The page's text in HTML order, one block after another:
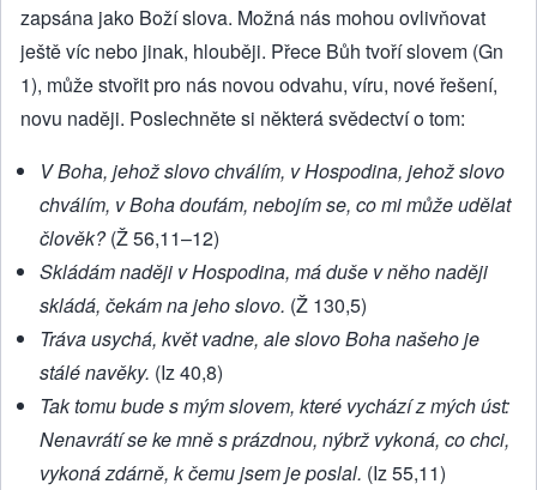
zapsána jako Boží slova. Možná nás mohou ovlivňovat
ještě víc nebo jinak, hlouběji. Přece Bůh tvoří slovem (Gn
1), může stvořit pro nás novou odvahu, víru, nové řešení,
novu naději. Poslechněte si některá svědectví o tom:
V Boha, jehož slovo chválím, v Hospodina, jehož slovo
chválím, v Boha doufám, nebojím se, co mi může udělat
člověk?(Ž 56,11–12)
Skládám naději v Hospodina, má duše v něho naději
skládá, čekám na jeho slovo. (Ž 130,5)
Tráva usychá, květ vadne, ale slovo Boha našeho je
stálé navěky. (Iz 40,8)
Tak tomu bude s mým slovem, které vychází z mých úst:
Nenavrátí se ke mně s prázdnou, nýbrž vykoná, co chci,
vykoná zdárně, k čemu jsem je poslal. (Iz 55,11)